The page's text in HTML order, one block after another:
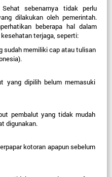
sebenarnya tidak perlu
dilakukan oleh pemerintah.
beberapa hal dalam
terjaga, seperti:
sudah memiliki cap atau tulisan
yang dipilih belum memasuki
pembalut yang tidak mudah
digunakan.
kotoran apapun sebelum